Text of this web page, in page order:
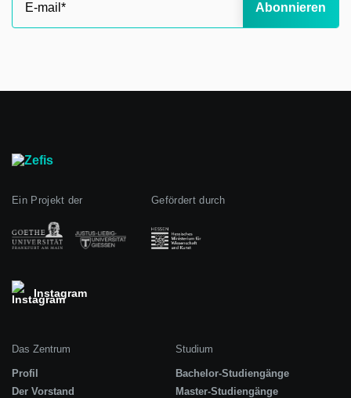
Abonnieren
Ein Projekt der Gefördert durch
Instagram
Das Zentrum
Profil
Der Vorstand
Studium
Bachelor-Studiengänge
Master-Studiengänge